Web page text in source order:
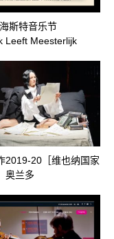
斯特音乐节
Leeft Meesterlijk
2019-20［维也纳国家
奥兰多